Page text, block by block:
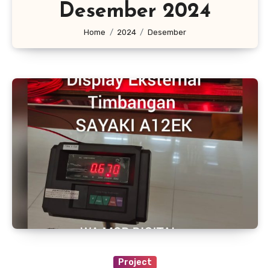
Desember 2024
Home 2024 Desember
Project